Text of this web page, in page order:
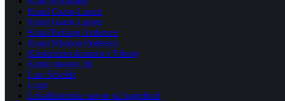
Knud Gaarn-Larsen
Knud Gaarn-Larsen
Knud Refsing Andersen
Knud Winston Pedersen
Kristendemokraterne i Viborg
Købte mesters bil
Lars Schelde
Logo
Lokalhistoriske navne på bagerbrød